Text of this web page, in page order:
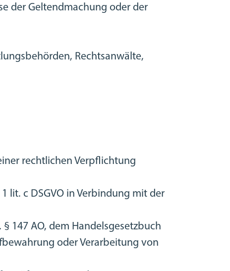
der Geltendmachung oder der
Rechtsanwälte,
rechtlichen Verpflichtung
lit. c DSGVO in Verbindung mit der
147 AO, dem Handelsgesetzbuch
oder Verarbeitung von